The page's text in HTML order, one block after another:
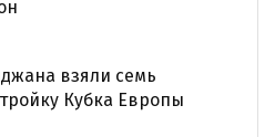
взяли семь
Кубка Европы